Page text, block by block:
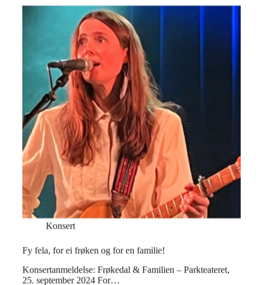
Konsert
Fy fela, for ei frøken og for en familie!
Konsertanmeldelse: Frøkedal & Familien – Parkteateret,
25. september 2024 For…